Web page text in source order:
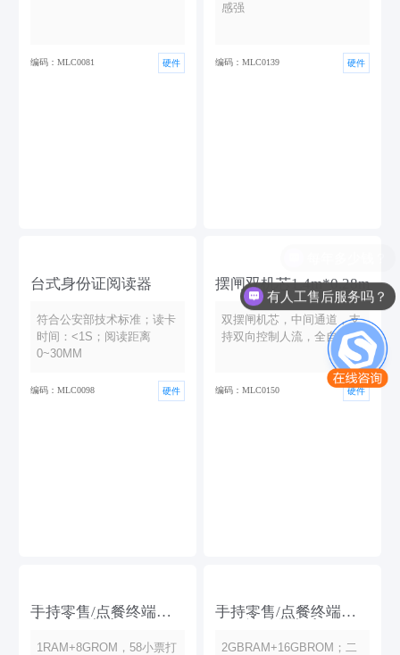
编码：MLC0081 硬件
感强
编码：MLC0139 硬件
台式身份证阅读器
符合公安部技术标准；读卡
时间：<1S；阅读距离
0~30MM
编码：MLC0098 硬件
摆闸双机芯1.4m*0.28m
双摆闸机芯，中间通道，支
持双向控制人流，全自动。
编码：MLC0150 硬件
手持零售/点餐终端机/
1RAM+8GROM，58小票打
手持零售/点餐终端机
2GBRAM+16GBROM；二
有人工售后服务吗？